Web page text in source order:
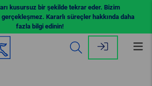
kusursuz bir şekilde tekrar eder. Bizim
Kararlı süreçler hakkında daha
fazla bilgi edinin!